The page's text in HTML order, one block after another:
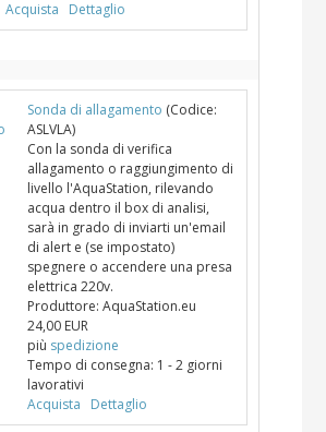
Acquista Dettaglio
Sonda di allagamento (Codice:
ASLVLA)
Con la sonda di verifica
allagamento o raggiungimento di
livello l'AquaStation, rilevando
acqua dentro il box di analisi,
sarà in grado di inviarti un'email
di alert e (se impostato)
spegnere o accendere una presa
elettrica 220v.
Produttore: AquaStation.eu
24,00 EUR
più spedizione
Tempo di consegna: 1 - 2 giorni
lavorativi
Acquista
Dettaglio